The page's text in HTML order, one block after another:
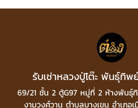
รับเช่าหลวงปู่โต๊ะ พันธุ์ทิพ
69/21 ชั้น 2 ตู้G97 หมู่ที่ 2 ห้างพันธุ์
งามวงศ์วาน ตำบลบางเขน อำเภ